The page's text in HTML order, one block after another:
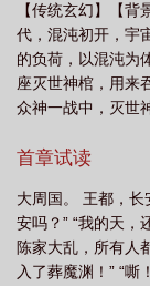
【传统玄幻】【
代，混沌初开，宇
的负荷，以混沌为
座灭世神棺，用来
众神一战中，灭世
万界，威慑诸天神
我倒是很善长！”
天，葬地，葬人，
首章试读
大周国。 王都，
安吗？” “我的天，
陈家大乱，所有人
入了葬魔渊！” “